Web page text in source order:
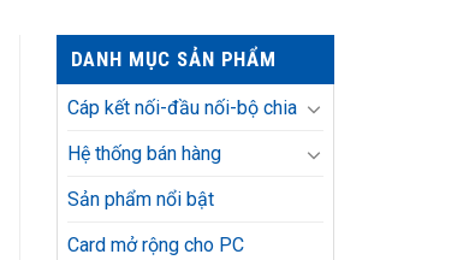
DANH MỤC SẢN PHẨM
Cáp kết nối-đầu nối-bộ chia
Hệ thống bán hàng
Sản phẩm nổi bật
Card mở rộng cho PC